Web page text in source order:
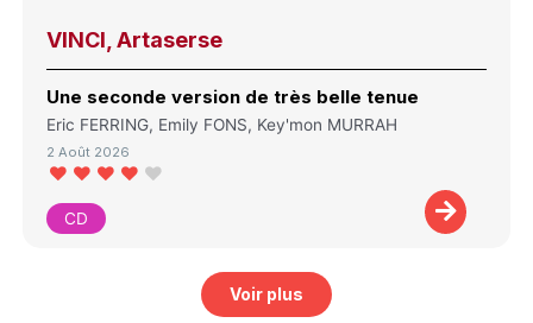
VINCI, Artaserse
Une seconde version de très belle tenue
Eric FERRING, Emily FONS, Key'mon MURRAH
2 Août 2026
CD
Voir plus